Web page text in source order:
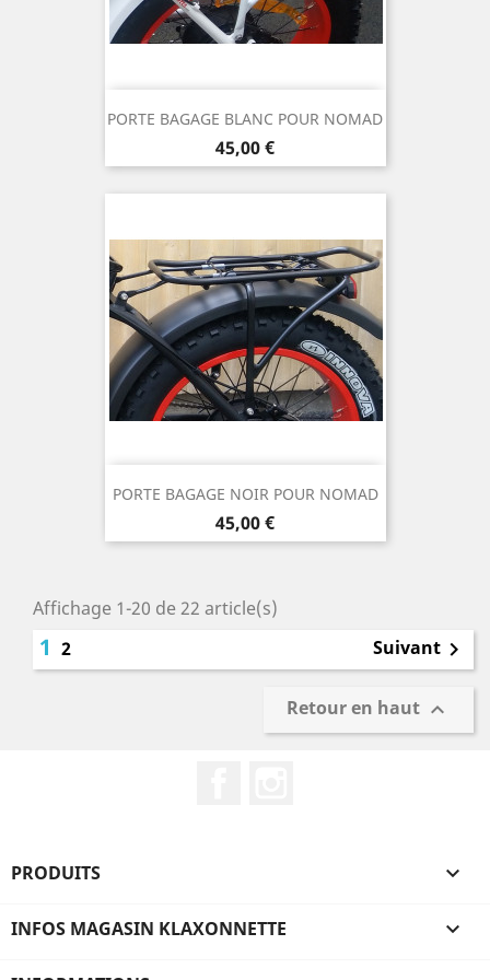
PORTE BAGAGE BLANC POUR NOMAD
Prix
45,00 €
PORTE BAGAGE NOIR POUR NOMAD
Prix
45,00 €
Affichage 1-20 de 22 article(s)
1 2 Suivant 
Retour en haut 
PRODUITS 
INFOS MAGASIN KLAXONNETTE 